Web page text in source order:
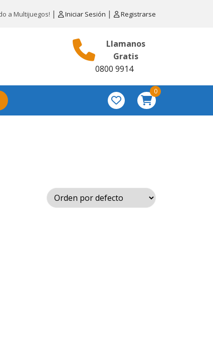
a Multijuegos! | Iniciar Sesión | Registrarse
Llamanos
Gratis
0800 9914
0